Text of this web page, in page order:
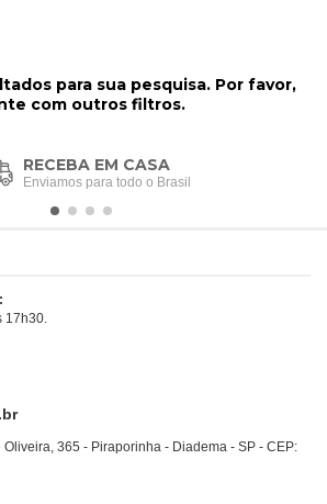
para sua pesquisa. Por favor,
com outros filtros.
RECEBA EM CASA
Enviamos para todo o Brasil
17h30.
365 - Piraporinha - Diadema - SP - CEP: